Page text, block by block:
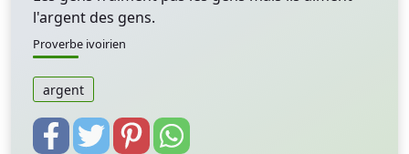
l'argent des gens.
Proverbe ivoirien
argent